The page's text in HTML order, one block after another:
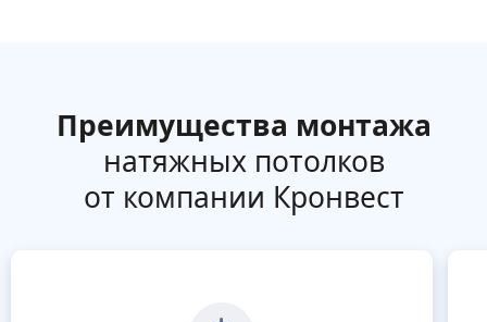
Преимущества монтажа
натяжных потолков
от компании Кронвест